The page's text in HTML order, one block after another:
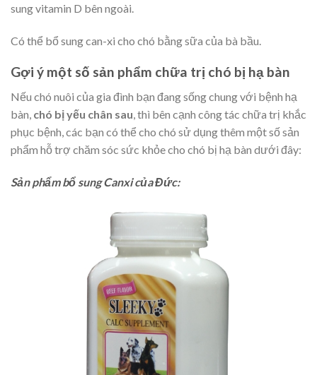
sung vitamin D bên ngoài.
Có thể bổ sung can-xi cho chó bằng sữa của bà bầu.
Gợi ý một số sản phẩm chữa trị chó bị hạ bàn
Nếu chó nuôi của gia đình bạn đang sống chung với bệnh hạ
bàn, chó bị yếu chân sau, thì bên cạnh công tác chữa trị khắc
phục bệnh, các bạn có thể cho chó sử dụng thêm một số sản
phẩm hỗ trợ chăm sóc sức khỏe cho chó bị hạ bàn dưới đây:
Sản phẩm bổ sung Canxi của Đức: